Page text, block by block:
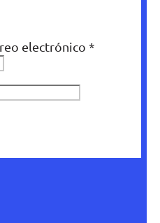
electrónico *